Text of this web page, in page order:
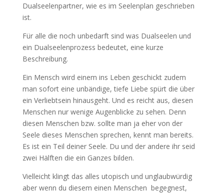
Dualseelenpartner, wie es im Seelenplan geschrieben
ist.
Für alle die noch unbedarft sind was Dualseelen und
ein Dualseelenprozess bedeutet, eine kurze
Beschreibung.
Ein Mensch wird einem ins Leben geschickt zudem
man sofort eine unbändige, tiefe Liebe spürt die über
ein Verliebtsein hinausgeht. Und es reicht aus, diesen
Menschen nur wenige Augenblicke zu sehen. Denn
diesen Menschen bzw. sollte man ja eher von der
Seele dieses Menschen sprechen, kennt man bereits.
Es ist ein Teil deiner Seele. Du und der andere ihr seid
zwei Hälften die ein Ganzes bilden.
Vielleicht klingt das alles utopisch und unglaubwürdig
aber wenn du diesem einen Menschen begegnest,